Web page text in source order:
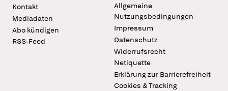
Kontakt
Mediadaten
Abo kündigen
RSS-Feed
Allgemeine
Nutzungsbedingungen
Impressum
Datenschutz
Widerrufsrecht
Netiquette
Erklärung zur Barrierefreiheit
Cookies & Tracking